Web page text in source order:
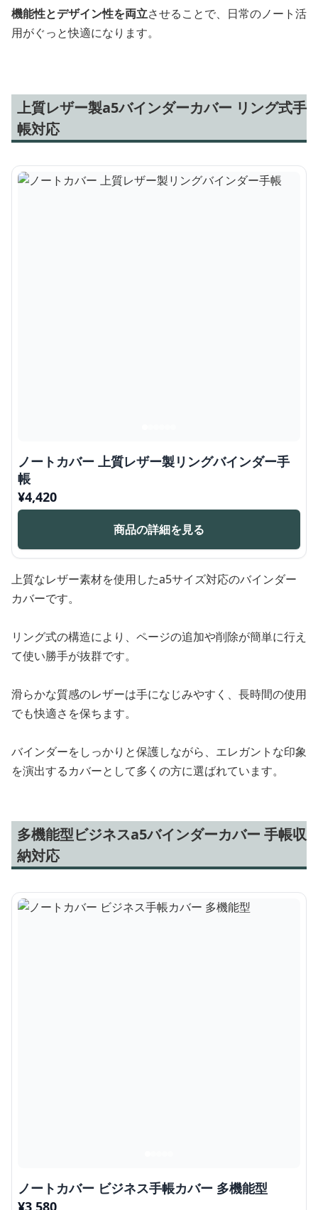
機能性とデザイン性を両立させることで、日常のノート活
用がぐっと快適になります。
上質レザー製a5バインダーカバー リング式手
帳対応
ノートカバー 上質レザー製リングバインダー手
帳
¥4,420
商品の詳細を見る
上質なレザー素材を使用したa5サイズ対応のバインダー
カバーです。
リング式の構造により、ページの追加や削除が簡単に行え
て使い勝手が抜群です。
滑らかな質感のレザーは手になじみやすく、長時間の使用
でも快適さを保ちます。
バインダーをしっかりと保護しながら、エレガントな印象
を演出するカバーとして多くの方に選ばれています。
多機能型ビジネスa5バインダーカバー 手帳収
納対応
ノートカバー ビジネス手帳カバー 多機能型